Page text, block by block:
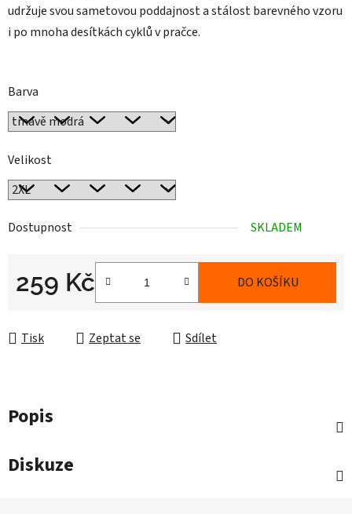
udržuje svou sametovou poddajnost a stálost barevného vzoru
i po mnoha desítkách cyklů v pračce.
Barva
Velikost
Dostupnost SKLADEM
259 Kč DO KOŠÍKU
Tisk Zeptat se Sdílet
Popis
Diskuze